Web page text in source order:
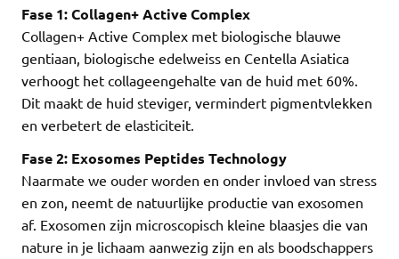
Fase 1: Collagen+ Active Complex
Collagen+ Active Complex met biologische blauwe
gentiaan, biologische edelweiss en Centella Asiatica
verhoogt het collageengehalte van de huid met 60%.
Dit maakt de huid steviger, vermindert pigmentvlekken
en verbetert de elasticiteit.
Fase 2: Exosomes Peptides Technology
Naarmate we ouder worden en onder invloed van stress
en zon, neemt de natuurlijke productie van exosomen
af. Exosomen zijn microscopisch kleine blaasjes die van
nature in je lichaam aanwezig zijn en als boodschappers